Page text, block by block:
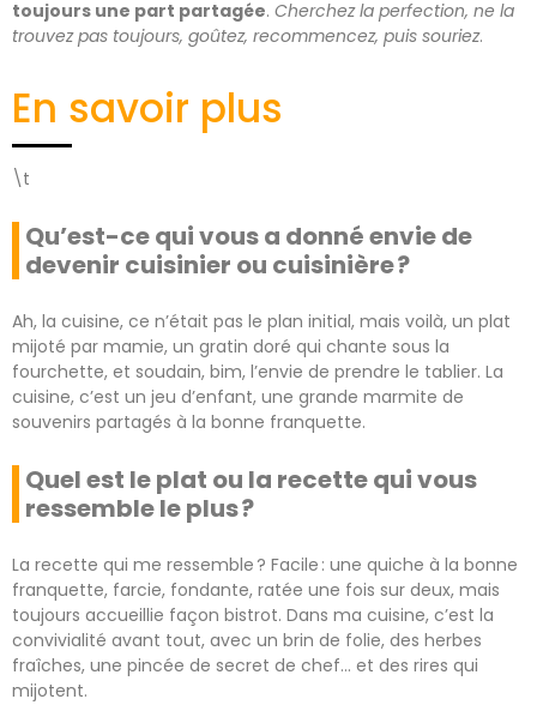
toujours une part partagée. Cherchez la perfection, ne la
trouvez pas toujours, goûtez, recommencez, puis souriez.
En savoir plus
\t
Qu’est-ce qui vous a donné envie de
devenir cuisinier ou cuisinière ?
Ah, la cuisine, ce n’était pas le plan initial, mais voilà, un plat
mijoté par mamie, un gratin doré qui chante sous la
fourchette, et soudain, bim, l’envie de prendre le tablier. La
cuisine, c’est un jeu d’enfant, une grande marmite de
souvenirs partagés à la bonne franquette.
Quel est le plat ou la recette qui vous
ressemble le plus ?
La recette qui me ressemble ? Facile : une quiche à la bonne
franquette, farcie, fondante, ratée une fois sur deux, mais
toujours accueillie façon bistrot. Dans ma cuisine, c’est la
convivialité avant tout, avec un brin de folie, des herbes
fraîches, une pincée de secret de chef… et des rires qui
mijotent.